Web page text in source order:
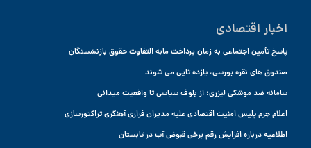
اخبار اقتصادی
پاسخ تأمین اجتماعی به زمان پرداخت مابه التفاوت حقوق بازنشستگان
صندوق های نقره بورسی، یازده تایی می شوند
سامانه ضد موشکی لیزری؛ از بلوف سیاسی تا واقعیت میدانی
اعلام جرم پلیس امنیت اقتصادی علیه مدیران فراری آهنگری تراکتورسازی
اطلاعیه درباره افزایش رقم برخی قبوض آب در تابستان